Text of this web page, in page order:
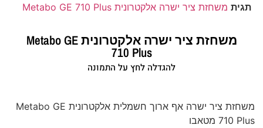
תגית משחזת ציר ישרה אלקטרונית Metabo GE 710 Plus
משחזת ציר ישרה אלקטרונית Metabo GE
710 Plus
להגדלה לחץ על התמונה
משחזת ציר ישרה אף ארוך חשמלית אלקטרונית Metabo GE
710 Plus מטאבו